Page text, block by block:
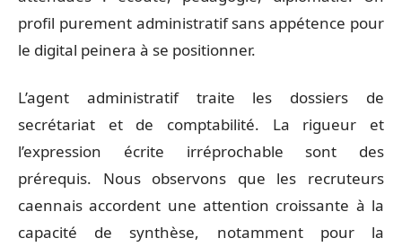
profil purement administratif sans appétence pour
le digital peinera à se positionner.
L’agent administratif traite les dossiers de
secrétariat et de comptabilité. La rigueur et
l’expression écrite irréprochable sont des
prérequis. Nous observons que les recruteurs
caennais accordent une attention croissante à la
capacité de synthèse, notamment pour la